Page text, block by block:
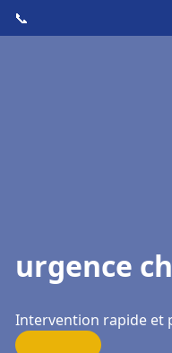
📞
urgence
Intervention rapide et